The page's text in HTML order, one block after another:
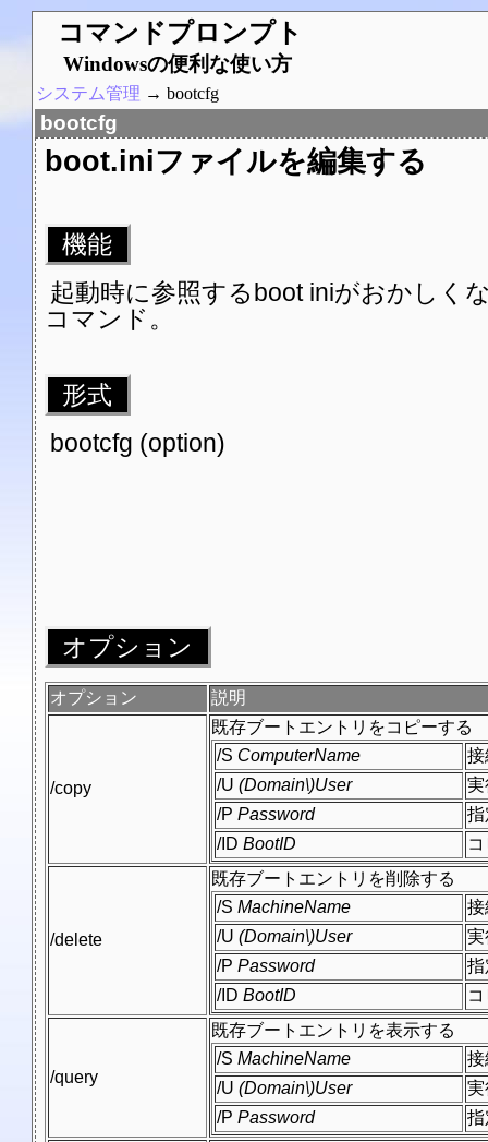
コマンドプロンプト
Windowsの便利な使い方
システム管理 → bootcfg
bootcfg
boot.iniファイルを編集する
機能
起動時に参照するboot iniがおかしく
コマンド。
形式
bootcfg (option)
オプション
オプション 説明
/copy
既存ブートエントリをコピーする
/S ComputerName
接
/U (Domain\)User
実
/P Password
指
/ID BootID
/delete
既存ブートエントリを削除する
/S MachineName
接
/U (Domain\)User
実
/P Password
指
/ID BootID
/query
既存ブートエントリを表示する
/S MachineName
接
/U (Domain\)User
実
/P Password 指